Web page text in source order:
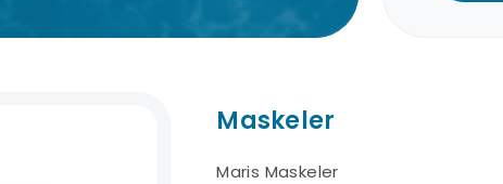
Maskeler
Maris Maskeler